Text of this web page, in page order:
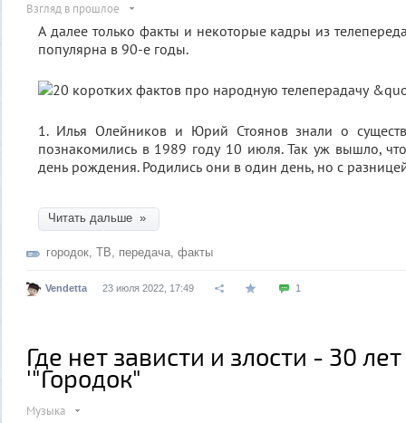
Взгляд в прошлое
А далее только факты и некоторые кадры из
популярна в 90-е годы.
1. Илья Олейников и Юрий Стоянов знали о
познакомились в 1989 году 10 июля. Так уж вышло,
день рождения. Родились они в один день, но с
Читать дальше »
городок, ТВ, передача, факты
Vendetta 23 июля 2022, 17:49 1
Где нет зависти и злости - 30
'"Городок"
Музыка